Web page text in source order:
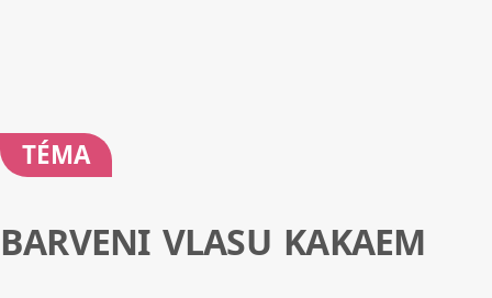
TÉMA
BARVENI VLASU KAKAEM